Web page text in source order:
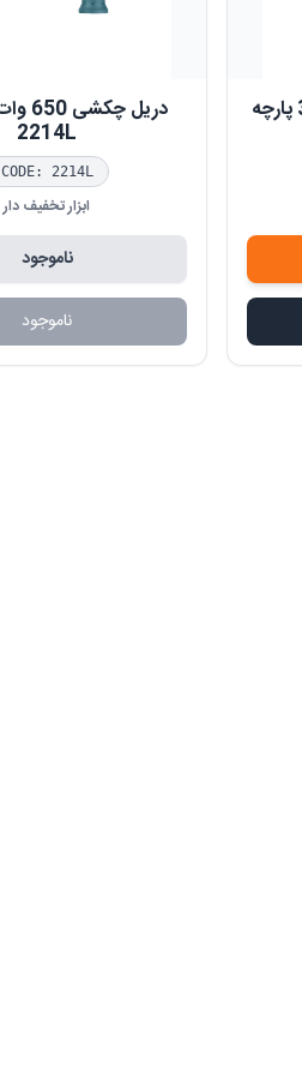
کيت دريل شارژي 12 ولت 35 پارچه
2214L
CODE: 2214L
ابزار تخفیف دار
ناموجود
ناموجود